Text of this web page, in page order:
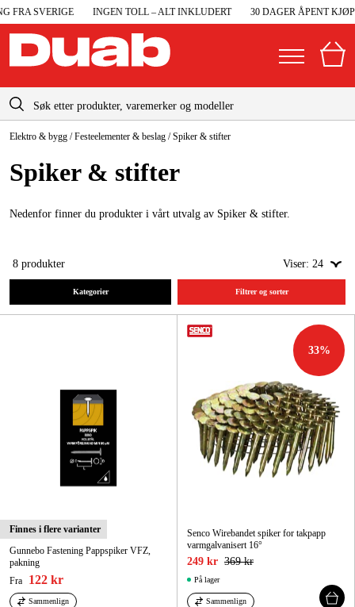
SVERIGE INGEN TOLL – ALT INKLUDERT 30 DAGER ÅPENT KJØP
Norge
Sverige
Danmark
Maskiner og verktøy
Garasje og verksted
Arbeidsklær og beskyttelse
Elektro og bygg
Hjem og fritid
Kampanjer
Kontakt
Vanlige spørsmål
info@duab.no
Elektro & bygg /Festeelementer & beslag /Spiker & stifter
Spiker & stifter
Nedenfor finner du produkter i vårt utvalg av Spiker & stifter.
8 produkter Viser: 24
Kategorier Filtrer og sorter
Finnes i flere varianter
Gunnebo Fastening Pappspiker VFZ,
pakning
Fra
122 kr
Sammenlign
33%
Senco Wirebandet spiker for takpapp
varmgalvanisert 16°
249 kr 369 kr
På lager
Sammenlign